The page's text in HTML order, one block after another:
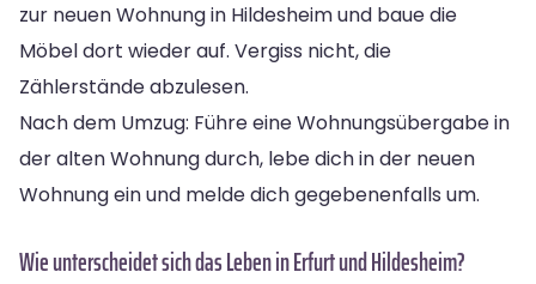
zur neuen Wohnung in Hildesheim und baue die
Möbel dort wieder auf. Vergiss nicht, die
Zählerstände abzulesen.
Nach dem Umzug: Führe eine Wohnungsübergabe in
der alten Wohnung durch, lebe dich in der neuen
Wohnung ein und melde dich gegebenenfalls um.
Wie unterscheidet sich das Leben in Erfurt und Hildesheim?